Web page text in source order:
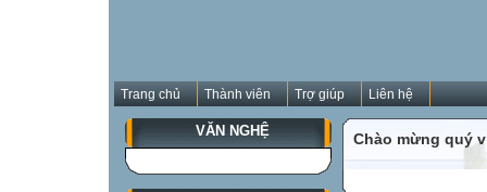
Trang chủ Thành viên Trợ giúp Liên hệ
VĂN NGHỆ Chào mừng quý